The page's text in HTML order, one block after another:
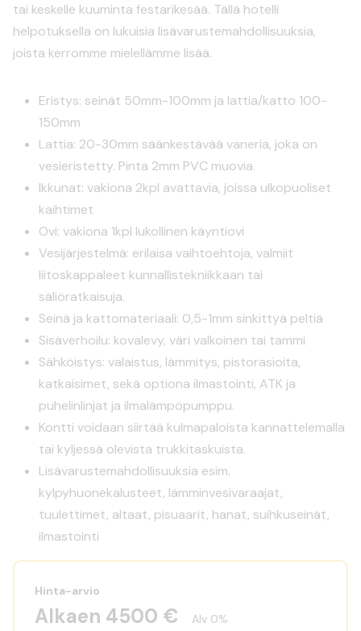
tai keskelle kuuminta festarikesää. Tällä hotelli
helpotuksella on lukuisia lisävarustemahdollisuuksia,
joista kerromme mielellämme lisää.
Eristys: seinät 50mm-100mm ja lattia/katto 100-
150mm
Lattia: 20-30mm säänkestävää vaneria, joka on
vesieristetty. Pinta 2mm PVC muovia.
Ikkunat: vakiona 2kpl avattavia, joissa ulkopuoliset
kaihtimet
Ovi: vakiona 1kpl lukollinen käyntiovi
Vesijärjestelmä: erilaisa vaihtoehtoja, valmiit
liitoskappaleet kunnallistekniikkaan tai
säliöratkaisuja.
Seinä ja kattomateriaali: 0,5-1mm sinkittyä peltiä
Sisäverhoilu: kovalevy, väri valkoinen tai tammi
Sähköistys: valaistus, lämmitys, pistorasioita,
katkaisimet, sekä optiona ilmastointi, ATK ja
puhelinlinjat ja ilmalämpöpumppu.
Kontti voidaan siirtää kulmapaloista kannattelemalla
tai kyljessä olevista trukkitaskuista.
Lisävarustemahdollisuuksia esim.
kylpyhuonekalusteet, lämminvesivaraajat,
tuulettimet, altaat, pisuaarit, hanat, suihkuseinät,
ilmastointi
Hinta-arvio
Alkaen 4500 € Alv 0%